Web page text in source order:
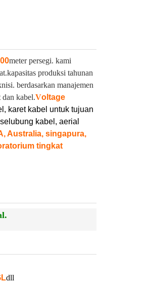
meter persegi. kami
kapasitas produksi tahunan
berdasarkan manajemen
dan kabel.Voltage
karet kabel untuk tujuan
kabel, aerial
Australia, singapura,
tingkat
dll